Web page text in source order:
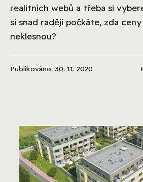
realitních webů a třeba si
si snad raději počkáte, zda
neklesnou?
Publikováno: 30. 11. 2020